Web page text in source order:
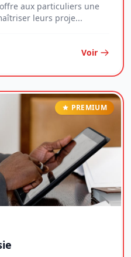
aux particuliers une
leurs proje...
Voir
PREMIUM